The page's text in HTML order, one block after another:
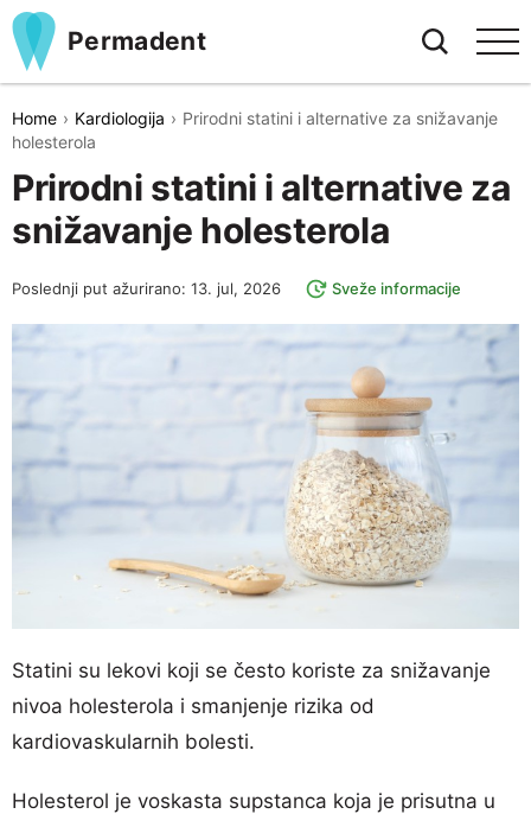
Permadent
Home Kardiologija
Prirodni statini i alternative za snižavanje
holesterola
Prirodni statini i alternative za
snižavanje holesterola
Poslednji put ažurirano: 13. jul, 2026 Sveže informacije
Statini su lekovi koji se često koriste za snižavanje
nivoa holesterola i smanjenje rizika od
kardiovaskularnih bolesti.
Holesterol je voskasta supstanca koja je prisutna u